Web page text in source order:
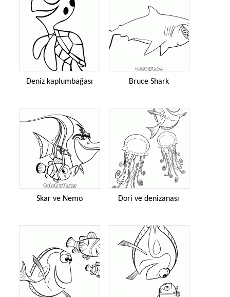
Deniz kaplumbağası Bruce Shark
Skar ve Nemo Dori ve denizanası